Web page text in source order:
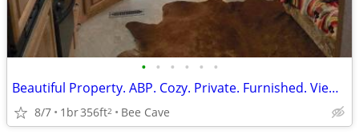
• • • • • •
Beautiful Property. ABP. Cozy. Private. Furnished. Views. A+ Price
8/7 1br356ft2 Bee Cave